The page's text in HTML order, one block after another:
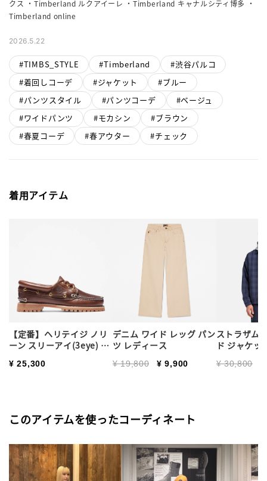
クス ・Timberland ルクアイーレ ・Timberland キャナルシティ博多 ・
2026.5.22
TIMBS_STYLE Timberland
渋谷パルコ
着回しコーデ
ジャケット
ブルー
パンツスタイル
パンツコーデ
ベージュ
ワイドパンツ
モカシン
ブラウン
春夏コーデ
春アウター チェック
着用アイテム
【定番】ヘリテイジ ノリ
ーン スリーアイ(3eye) ハ
¥ 25,300
デニム ワイド レッグ パン
ツ レディース
Price reduced from
¥ 19,800to ¥ 9,900
ストラザム
ド ジャケッ
Price
¥ 30,800to
このアイテムを使ったコーディネート